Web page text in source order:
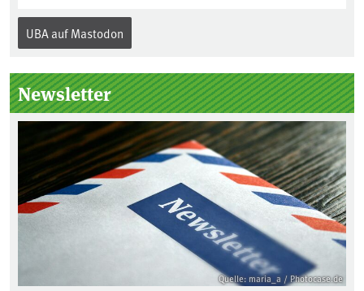
Internationalen Tag des Bodens, der
„Boden des Jahres“ vorgestellt. Das UBA
Kuratorium, wie wird der Boden des
Jahres ausgewählt und was passiert
eigentlich während eines solchen
Bodenjahres? Infos dazu gibt es im
aktuellen Podcast „Soilcast“. Jetzt
reinhören:
https://soilcast.de/interview/sc202-
interview-die-kuer-der-krume/
UBA auf Mastodon
Newsletter
Quelle: maria_a / Photocase.de